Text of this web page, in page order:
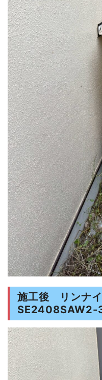
施工後 リンナ
SE2408SAW2-